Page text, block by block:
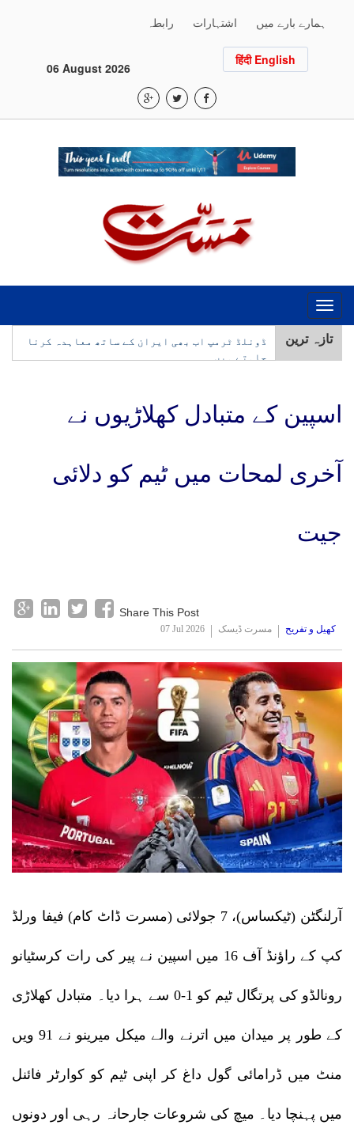
ہمارے بارے میں اشتہارات رابطہ
06 August 2026
हिंदी English
Toggle
navigation
تازہ ترین
ڈونلڈ ٹرمپ اب بھی ایران کے ساتھ معاہدہ کرنا
چاہتے ہیں
اسپین کے متبادل کھلاڑیوں نے
آخری لمحات میں ٹیم کو دلائی
جیت
Share This Post
07 Jul 2026 مسرت ڈیسک کھیل و تفریح
آرلنگٹن (ٹیکساس)، 7 جولائی (مسرت ڈاٹ کام) فیفا ورلڈ
کپ کے راؤنڈ آف 16 میں اسپین نے پیر کی رات کرسٹیانو
رونالڈو کی پرتگال ٹیم کو 1-0 سے ہرا دیا۔ متبادل کھلاڑی
کے طور پر میدان میں اترنے والے میکل میرینو نے 91 ویں
منٹ میں ڈرامائی گول داغ کر اپنی ٹیم کو کوارٹر فائنل
میں پہنچا دیا۔ میچ کی شروعات جارحانہ رہی اور دونوں